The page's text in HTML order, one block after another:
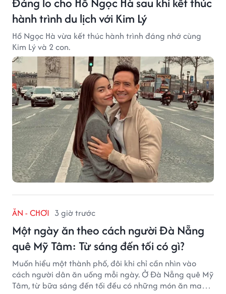
hành trình du lịch với Kim Lý
Hồ Ngọc Hà vừa kết thúc hành trình đáng nhớ cùng
Kim Lý và 2 con.
ĂN - CHƠI 3 giờ trước
Một ngày ăn theo cách người Đà Nẵng
quê Mỹ Tâm: Từ sáng đến tối có gì?
Muốn hiểu một thành phố, đôi khi chỉ cần nhìn vào
cách người dân ăn uống mỗi ngày. Ở Đà Nẵng quê Mỹ
Tâm, từ bữa sáng đến tối đều có những món ăn mang